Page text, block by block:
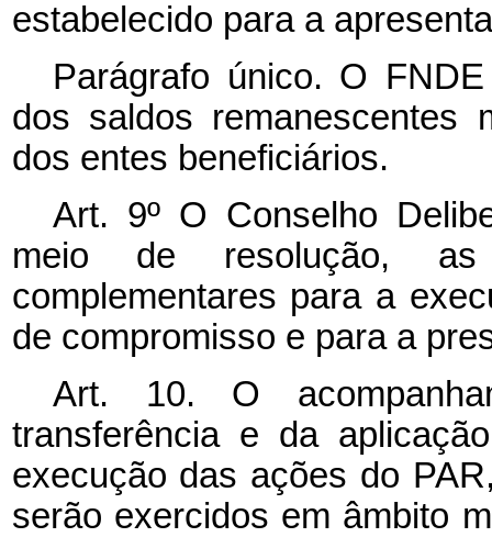
estabelecido para a
Parágrafo único. O
dos saldos remanescentes
dos entes beneficiários.
Art. 9º O Conselho
meio de resolução,
complementares para a
de compromisso e para a
Art. 10. O
transferência e da
execução das ações do
serão exercidos em âmbito